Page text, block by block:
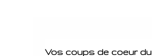
Vos coups de coeur du